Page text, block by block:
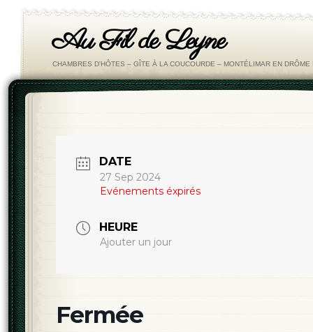
Au Fil de Leyne
CHAMBRES D'HÔTES – GÎTE À LA COUCOURDE – MONTÉLIMAR EN DRÔME
DATE
27 Sep 2024
Evénements éxpirés
HEURE
Ajouter un jour
Fermée